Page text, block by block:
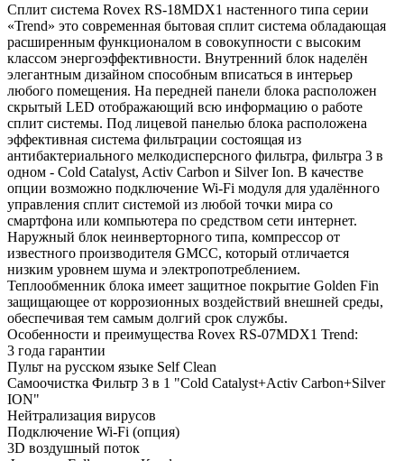
Сплит система Rovex RS-18MDX1 настенного типа серии
«Trend» это современная бытовая сплит система обладающая
расширенным функционалом в совокупности с высоким
классом энергоэффективности. Внутренний блок наделён
элегантным дизайном способным вписаться в интерьер
любого помещения. На передней панели блока расположен
скрытый LED отображающий всю информацию о работе
сплит системы. Под лицевой панелью блока расположена
эффективная система фильтрации состоящая из
антибактериального мелкодисперсного фильтра, фильтра 3 в
одном - Cold Catalyst, Activ Carbon и Silver Ion. В качестве
опции возможно подключение Wi-Fi модуля для удалённого
управления сплит системой из любой точки мира со
смартфона или компьютера по средством сети интернет.
Наружный блок неинверторного типа, компрессор от
известного производителя GMCC, который отличается
низким уровнем шума и электропотреблением.
Теплообменник блока имеет защитное покрытие Golden Fin
защищающее от коррозионных воздействий внешней среды,
обеспечивая тем самым долгий срок службы.
Особенности и преимущества Rovex RS-07MDX1 Trend:
3 года гарантии
Пульт на русском языке Self Clean
Самоочистка Фильтр 3 в 1 "Cold Catalyst+Activ Carbon+Silver
ION"
Нейтрализация вирусов
Подключение Wi-Fi (опция)
3D воздушный поток